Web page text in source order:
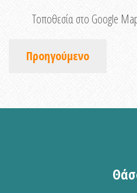
Τοποθεσία στο Google
Προηγούμενο